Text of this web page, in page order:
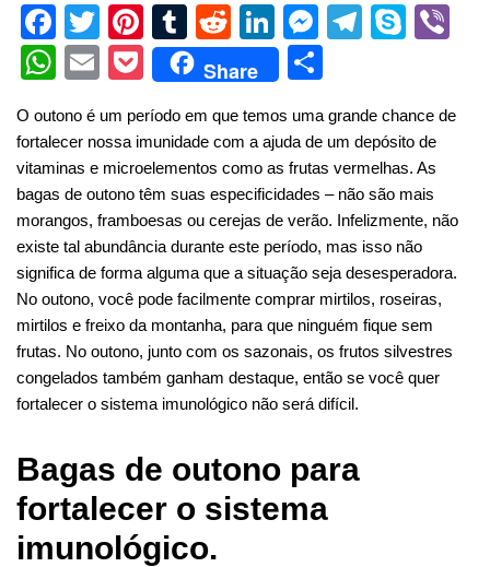
F
a
c
e
b
o
o
k
T
wi
tt
er
Pi
nt
er
e
st
T
u
m
bl
r
R
e
d
di
t
Li
n
k
e
dI
n
M
e
ss
e
n
g
er
T
gr
a
m
S
e
W
at
s
A
p
p
E
ail
P
ck
et
Share
ar
e
O outono é um período em que temos uma grande chance de
fortalecer nossa imunidade com a ajuda de um depósito de
vitaminas e microelementos como as frutas vermelhas. As
bagas de outono têm suas especificidades – não são mais
morangos, framboesas ou cerejas de verão. Infelizmente, não
existe tal abundância durante este período, mas isso não
significa de forma alguma que a situação seja desesperadora.
No outono, você pode facilmente comprar mirtilos, roseiras,
mirtilos e freixo da montanha, para que ninguém fique sem
frutas. No outono, junto com os sazonais, os frutos silvestres
congelados também ganham destaque, então se você quer
fortalecer o sistema imunológico não será difícil.
Bagas de outono para
fortalecer o sistema
imunológico.